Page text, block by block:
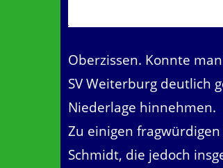
Oberzissen. Konnte
SV Weiterburg deutlich
Niederlage hinnehmen.
Zu einigen
Schmidt, die jedoch